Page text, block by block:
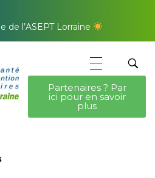
de l’ASEPT Lorraine
Partenaires ? Par
ici pour en savoir
plus